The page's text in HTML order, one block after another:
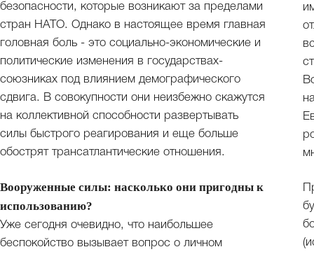
безопасности, которые возникают за пределами
стран НАТО. Однако в настоящее время главная
головная боль - это социально-экономические и
политические изменения в государствах-
союзниках под влиянием демографического
сдвига. В совокупности они неизбежно скажутся
на коллективной способности развертывать
силы быстрого реагирования и еще больше
обострят трансатлантические отношения.
Вооруженные силы: насколько они пригодны к
использованию?
Уже сегодня очевидно, что наибольшее
беспокойство вызывает вопрос о личном